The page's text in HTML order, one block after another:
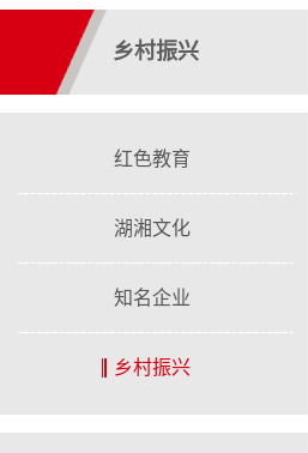
乡村振兴
红色教育
湖湘文化
知名企业
乡村振兴